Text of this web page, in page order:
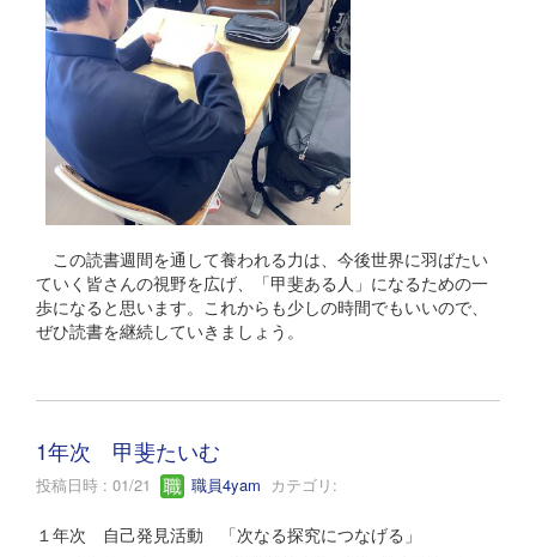
この読書週間を通して養われる力は、今後世界に羽ばたい
ていく皆さんの視野を広げ、「甲斐ある人」になるための一
歩になると思います。これからも少しの時間でもいいので、
ぜひ読書を継続していきましょう。
1年次 甲斐たいむ
投稿日時 : 01/21 職員4yam カテゴリ:
１年次 自己発見活動 「次なる探究につなげる」